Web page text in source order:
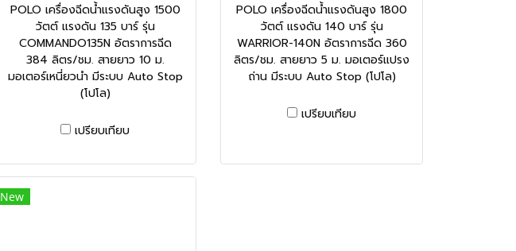
POLO เครื่องฉีดน้ำแรงดันสูง 1500
วัตต์ แรงดัน 135 บาร์ รุ่น
COMMANDO135N อัตราการฉีด
384 ลิตร/ชม. สายยาว 10 ม.
มอเตอร์เหนี่ยวนำ มีระบบ Auto Stop
(โปโล)
เปรียบเทียบ
POLO เครื่องฉีดน้ำแรงดันสูง 1800
วัตต์ แรงดัน 140 บาร์ รุ่น
WARRIOR-140N อัตราการฉีด 360
ลิตร/ชม. สายยาว 5 ม. มอเตอร์แปรง
ถ่าน มีระบบ Auto Stop (โปโล)
เปรียบเทียบ
New